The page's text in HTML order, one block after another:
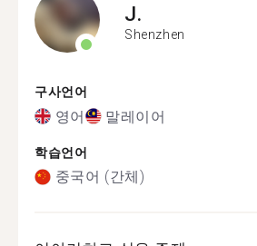
J.
Shenzhen
구사언어
영어 말레이어
학습언어
중국어 (간체)